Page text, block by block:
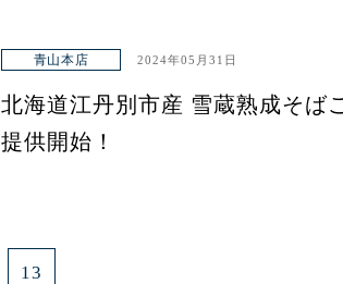
青山本店 2024年05月31日
北海道江丹別市産 雪蔵熟成そば
提供開始！
13